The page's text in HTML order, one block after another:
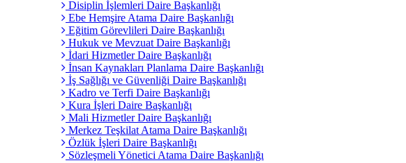
Disiplin İşlemleri Daire Başkanlığı
Ebe Hemşire Atama Daire Başkanlığı
Eğitim Görevlileri Daire Başkanlığı
Hukuk ve Mevzuat Daire Başkanlığı
İdari Hizmetler Daire Başkanlığı
İnsan Kaynakları Planlama Daire Başkanlığı
İş Sağlığı ve Güvenliği Daire Başkanlığı
Kadro ve Terfi Daire Başkanlığı
Kura İşleri Daire Başkanlığı
Mali Hizmetler Daire Başkanlığı
Merkez Teşkilat Atama Daire Başkanlığı
Özlük İşleri Daire Başkanlığı
Sözleşmeli Yönetici Atama Daire Başkanlığı